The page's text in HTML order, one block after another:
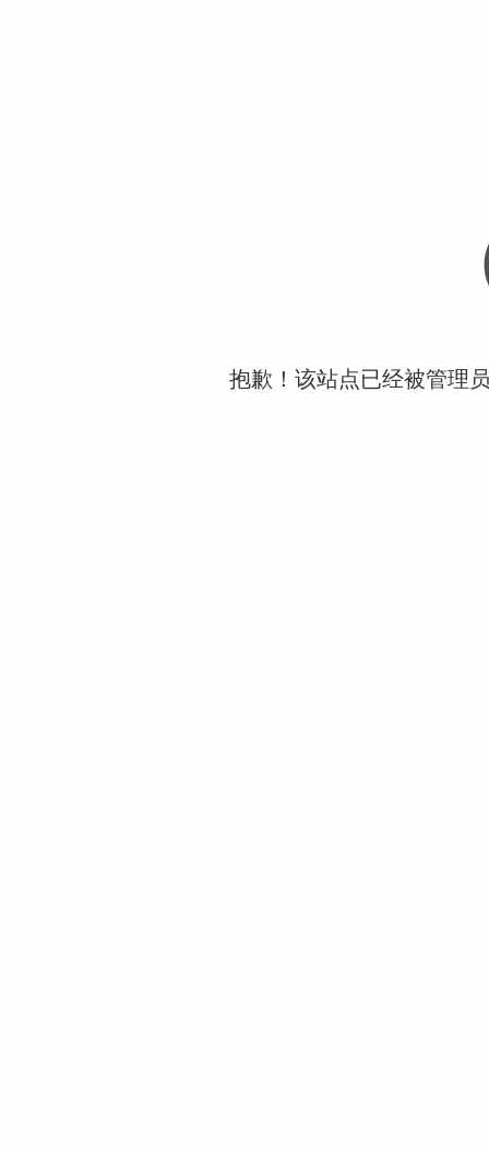
抱歉！该站点已经被管理